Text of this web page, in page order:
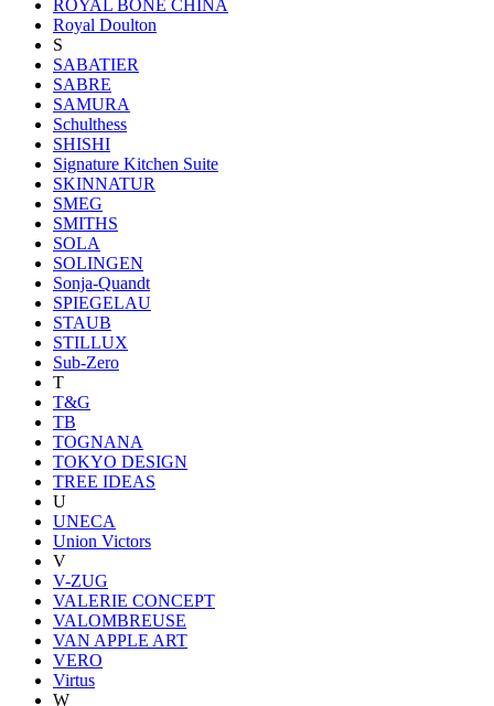
ROYAL BONE CHINA
Royal Doulton
S
SABATIER
SABRE
SAMURA
Schulthess
SHISHI
Signature Kitchen Suite
SKINNATUR
SMEG
SMITHS
SOLA
SOLINGEN
Sonja-Quandt
SPIEGELAU
STAUB
STILLUX
Sub-Zero
T
T&G
TB
TOGNANA
TOKYO DESIGN
TREE IDEAS
U
UNECA
Union Victors
V
V-ZUG
VALERIE CONCEPT
VALOMBREUSE
VAN APPLE ART
VERO
Virtus
W